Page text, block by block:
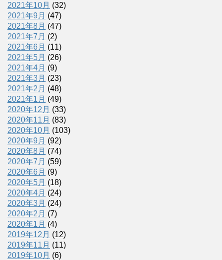
2021年10月 (32)
2021年9月 (47)
2021年8月 (47)
2021年7月 (2)
2021年6月 (11)
2021年5月 (26)
2021年4月 (9)
2021年3月 (23)
2021年2月 (48)
2021年1月 (49)
2020年12月 (33)
2020年11月 (83)
2020年10月 (103)
2020年9月 (92)
2020年8月 (74)
2020年7月 (59)
2020年6月 (9)
2020年5月 (18)
2020年4月 (24)
2020年3月 (24)
2020年2月 (7)
2020年1月 (4)
2019年12月 (12)
2019年11月 (11)
2019年10月 (6)